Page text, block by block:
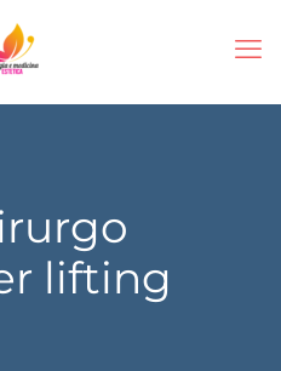
lifting